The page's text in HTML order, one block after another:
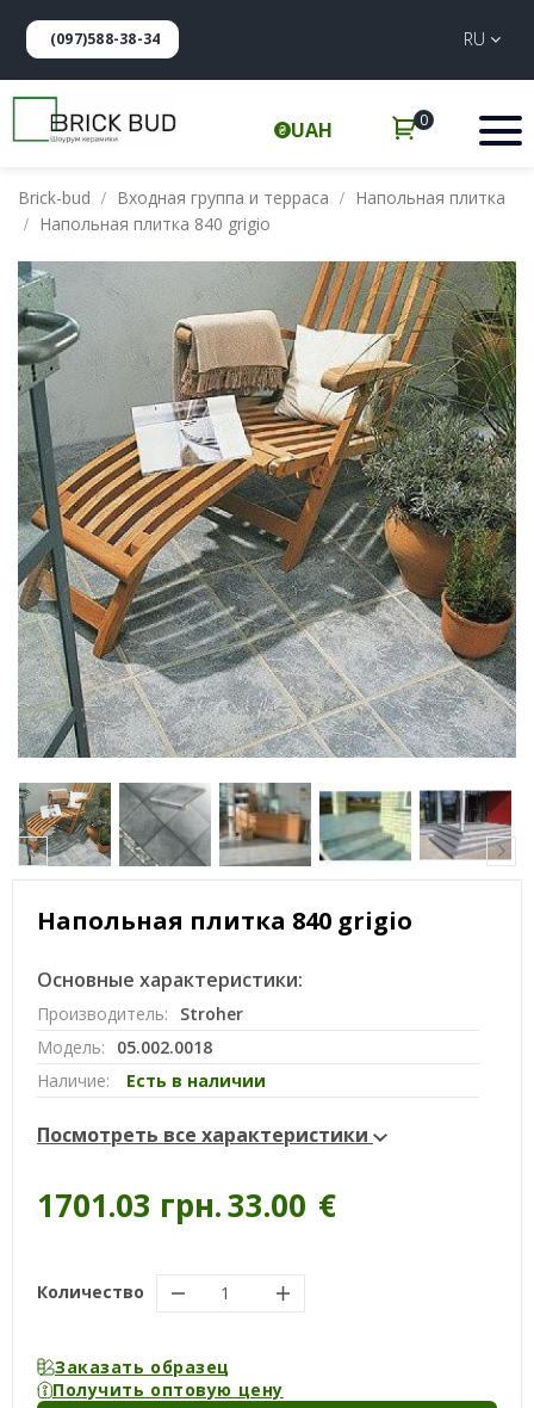
(097)588-38-34 RU
UAH 0
Brick-bud Входная группа и терраса
Напольная плитка
Напольная плитка 840 grigio
Напольная плитка 840 grigio
Основные характеристики:
Производитель:
Stroher
Модель:
05.002.0018
Наличие:
Есть в наличии
Посмотреть все характеристики
1701.03 грн.33.00 €
Количество
Заказать образец
Получить оптовую цену